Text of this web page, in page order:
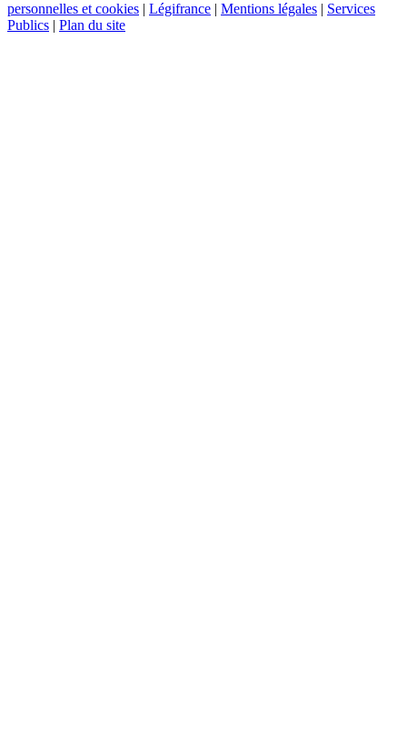
personnelles et cookies | Légifrance | Mentions légales | Services
Publics | Plan du site